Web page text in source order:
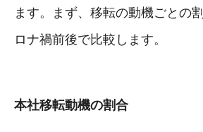
ます。まず、移転の動機ごとの
ロナ禍前後で比較します。
本社移転動機の割合